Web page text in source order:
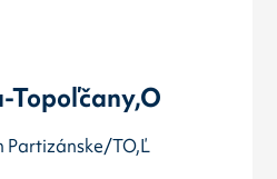
Partizánske/TO,Ľ